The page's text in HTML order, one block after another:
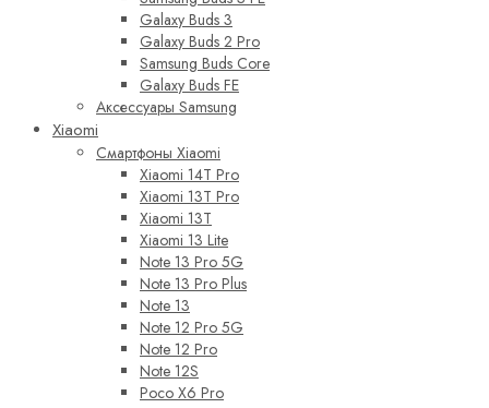
Galaxy Buds 3
Galaxy Buds 2 Pro
Samsung Buds Core
Galaxy Buds FE
Аксессуары Samsung
Xiaomi
Смартфоны Xiaomi
Xiaomi 14T Pro
Xiaomi 13T Pro
Xiaomi 13T
Xiaomi 13 Lite
Note 13 Pro 5G
Note 13 Pro Plus
Note 13
Note 12 Pro 5G
Note 12 Pro
Note 12S
Poco X6 Pro